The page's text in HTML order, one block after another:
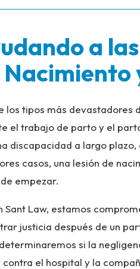
a
los tipos más
el trabajo de parto y el
discapacidad a largo
casos, una lesión de
empezar.
Sant Law, estamos
justicia después de un
si la
contra el hospital y la